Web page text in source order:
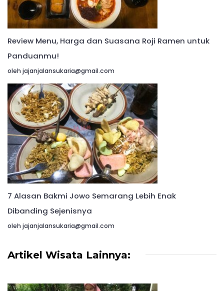
Review Menu, Harga dan Suasana Roji Ramen untuk
Panduanmu!
oleh jajanjalansukaria@gmail.com
7 Alasan Bakmi Jowo Semarang Lebih Enak
Dibanding Sejenisnya
oleh jajanjalansukaria@gmail.com
Artikel Wisata Lainnya: